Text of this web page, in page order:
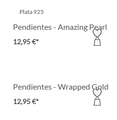
Plata 925
Pendientes - Amazing Pearl
12,95 €*
Pendientes - Wrapped Gold
12,95 €*